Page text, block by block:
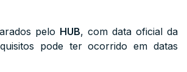
pelo HUB, com data oficial da
pode ter ocorrido em datas